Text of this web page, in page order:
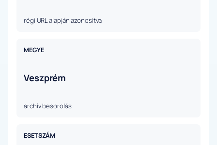
régi URL alapján azonosítva
MEGYE
Veszprém
archív besorolás
ESETSZÁM